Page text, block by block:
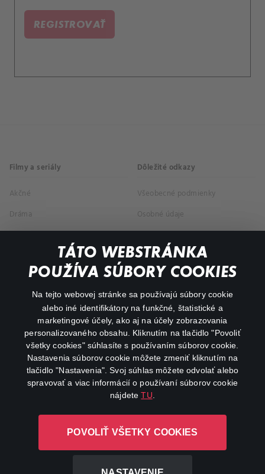
TÁTO WEBSTRÁNKA
POUŽÍVA SÚBORY COOKIES
Na tejto webovej stránke sa používajú súbory cookie
alebo iné identifikátory na funkčné, štatistické a
marketingové účely, ako aj na účely zobrazovania
personalizovaného obsahu. Kliknutím na tlačidlo "Povoliť
všetky cookies" súhlasíte s používaním súborov cookie.
Nastavenia súborov cookie môžete zmeniť kliknutím na
tlačidlo "Nastavenia". Svoj súhlas môžete odvolať alebo
spravovať a viac informácií o používaní súborov cookie
nájdeteTU
POVOLIŤ VŠETKY COOKIES
REGISTROVAŤ
Filmy a seriály
Akčné
Dráma
Dokumentárne
Dôležité odkazy
Všeobecné podmienky
Osobné údaje
O aplikácii Canal+
Canal+ Luxembourg S. à r.l. so sídlom Rue Albert Borschette 4,